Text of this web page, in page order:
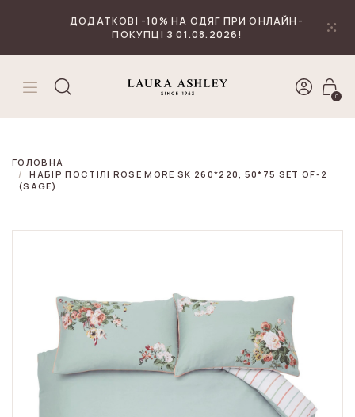
ДОДАТКОВІ -10% НА ОДЯГ ПРИ ОНЛАЙН-
ПОКУПЦІ З 01.08.2026!
0
ГОЛОВНА
НАБІР ПОСТІЛІ ROSE MORE SK 260*220, 50*75 SET OF-2
(SAGE)